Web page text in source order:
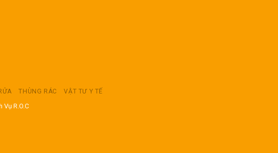
THÙNG RÁC VẬT TƯ Y TẾ
R.O.C